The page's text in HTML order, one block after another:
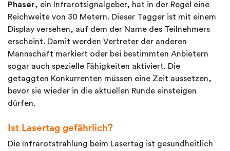
Phaser, ein Infrarotsignalgeber, hat in der Regel eine
Reichweite von 30 Metern. Dieser Tagger ist mit einem
Display versehen, auf dem der Name des Teilnehmers
erscheint. Damit werden Vertreter der anderen
Mannschaft markiert oder bei bestimmten Anbietern
sogar auch spezielle Fähigkeiten aktiviert. Die
getaggten Konkurrenten müssen eine Zeit aussetzen,
bevor sie wieder in die aktuellen Runde einsteigen
dürfen.
Ist Lasertag gefährlich?
Die Infrarotstrahlung beim Lasertag ist gesundheitlich